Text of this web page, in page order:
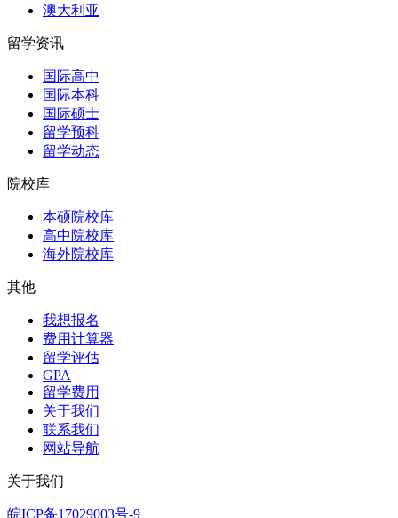
澳大利亚
留学资讯
国际高中
国际本科
国际硕士
留学预科
留学动态
院校库
本硕院校库
高中院校库
海外院校库
其他
我想报名
费用计算器
留学评估
GPA
留学费用
关于我们
联系我们
网站导航
关于我们
皖ICP备17029003号-9